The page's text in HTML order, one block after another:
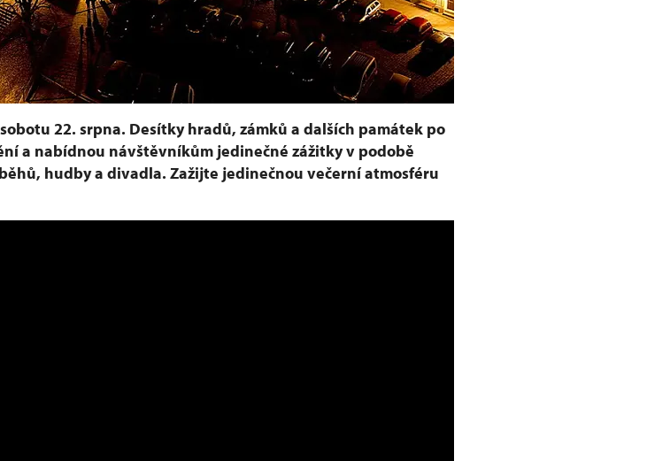
22. srpna. Desítky hradů, zámků a dalších památek po
a nabídnou návštěvníkům jedinečné zážitky v podobě
hudby a divadla. Zažijte jedinečnou večerní atmosféru